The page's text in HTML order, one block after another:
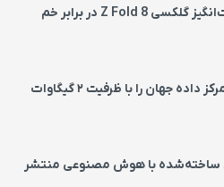
مقاومت شگفت‌انگیز گلکسی Z Fold 8 در برابر خم
چین بزرگ‌ترین مرکز داده جهان را با ظرفیت ۲ گیگاوات
ساخته‌شده با هوش مصنوعی منتشر